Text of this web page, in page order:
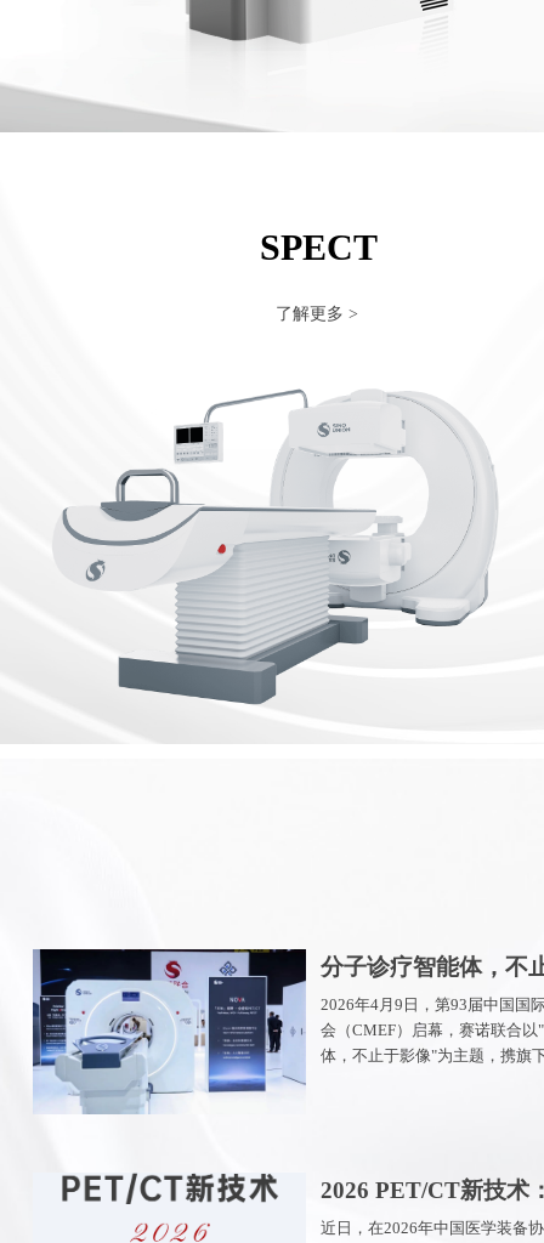
SPECT
了解更多 >
分子诊疗智能体，不
——赛诺联合医疗科
磅产品亮相第93届
2026年4月9日，第93届中国国
会（CMEF）启幕，赛诺联合以
体，不止于影像"为主题，携旗
2026 PET/CT新技术
价值本质，以硬核科
近日，在2026年中国医学装备